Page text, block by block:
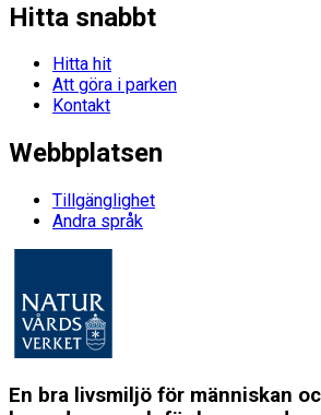
Hitta snabbt
Hitta hit
Att göra i parken
Kontakt
Webbplatsen
Tillgänglighet
Andra språk
En bra livsmiljö för människan